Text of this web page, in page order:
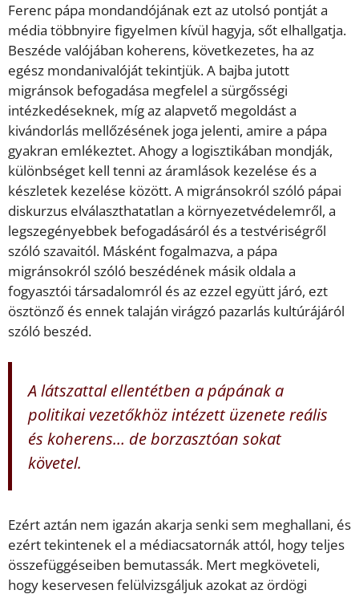
Ferenc pápa mondandójának ezt az utolsó pontját a
média többnyire figyelmen kívül hagyja, sőt elhallgatja.
Beszéde valójában koherens, következetes, ha az
egész mondanivalóját tekintjük. A bajba jutott
migránsok befogadása megfelel a sürgősségi
intézkedéseknek, míg az alapvető megoldást a
kivándorlás mellőzésének joga jelenti, amire a pápa
gyakran emlékeztet. Ahogy a logisztikában mondják,
különbséget kell tenni az áramlások kezelése és a
készletek kezelése között. A migránsokról szóló pápai
diskurzus elválaszthatatlan a környezetvédelemről, a
legszegényebbek befogadásáról és a testvériségről
szóló szavaitól. Másként fogalmazva, a pápa
migránsokról szóló beszédének másik oldala a
fogyasztói társadalomról és az ezzel együtt járó, ezt
ösztönző és ennek talaján virágzó pazarlás kultúrájáról
szóló beszéd.
A látszattal ellentétben a pápának a
politikai vezetőkhöz intézett üzenete reális
és koherens… de borzasztóan sokat
követel.
Ezért aztán nem igazán akarja senki sem meghallani, és
ezért tekintenek el a médiacsatornák attól, hogy teljes
összefüggéseiben bemutassák. Mert megköveteli,
hogy keservesen felülvizsgáljuk azokat az ördögi